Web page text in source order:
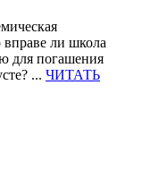
вправе ли школа
для погашения
... ЧИТАТЬ